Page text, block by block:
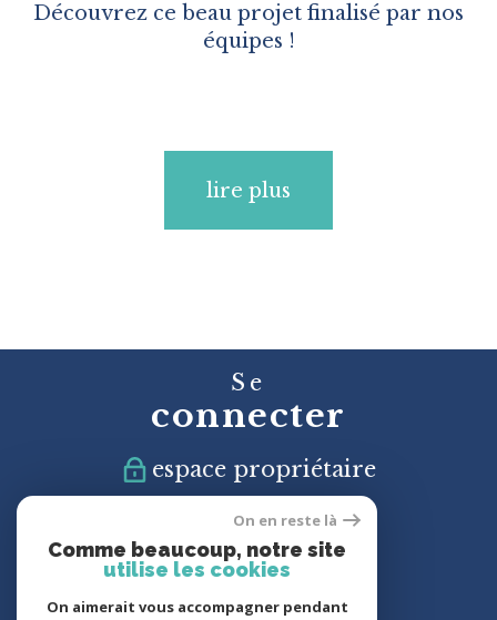
Découvrez ce beau projet finalisé par nos
équipes !
lire plus
Se
connecter
espace propriétaire
Nous
suivre
On en reste là
Comme beaucoup, notre site
utilise les cookies
On aimerait vous accompagner pendant